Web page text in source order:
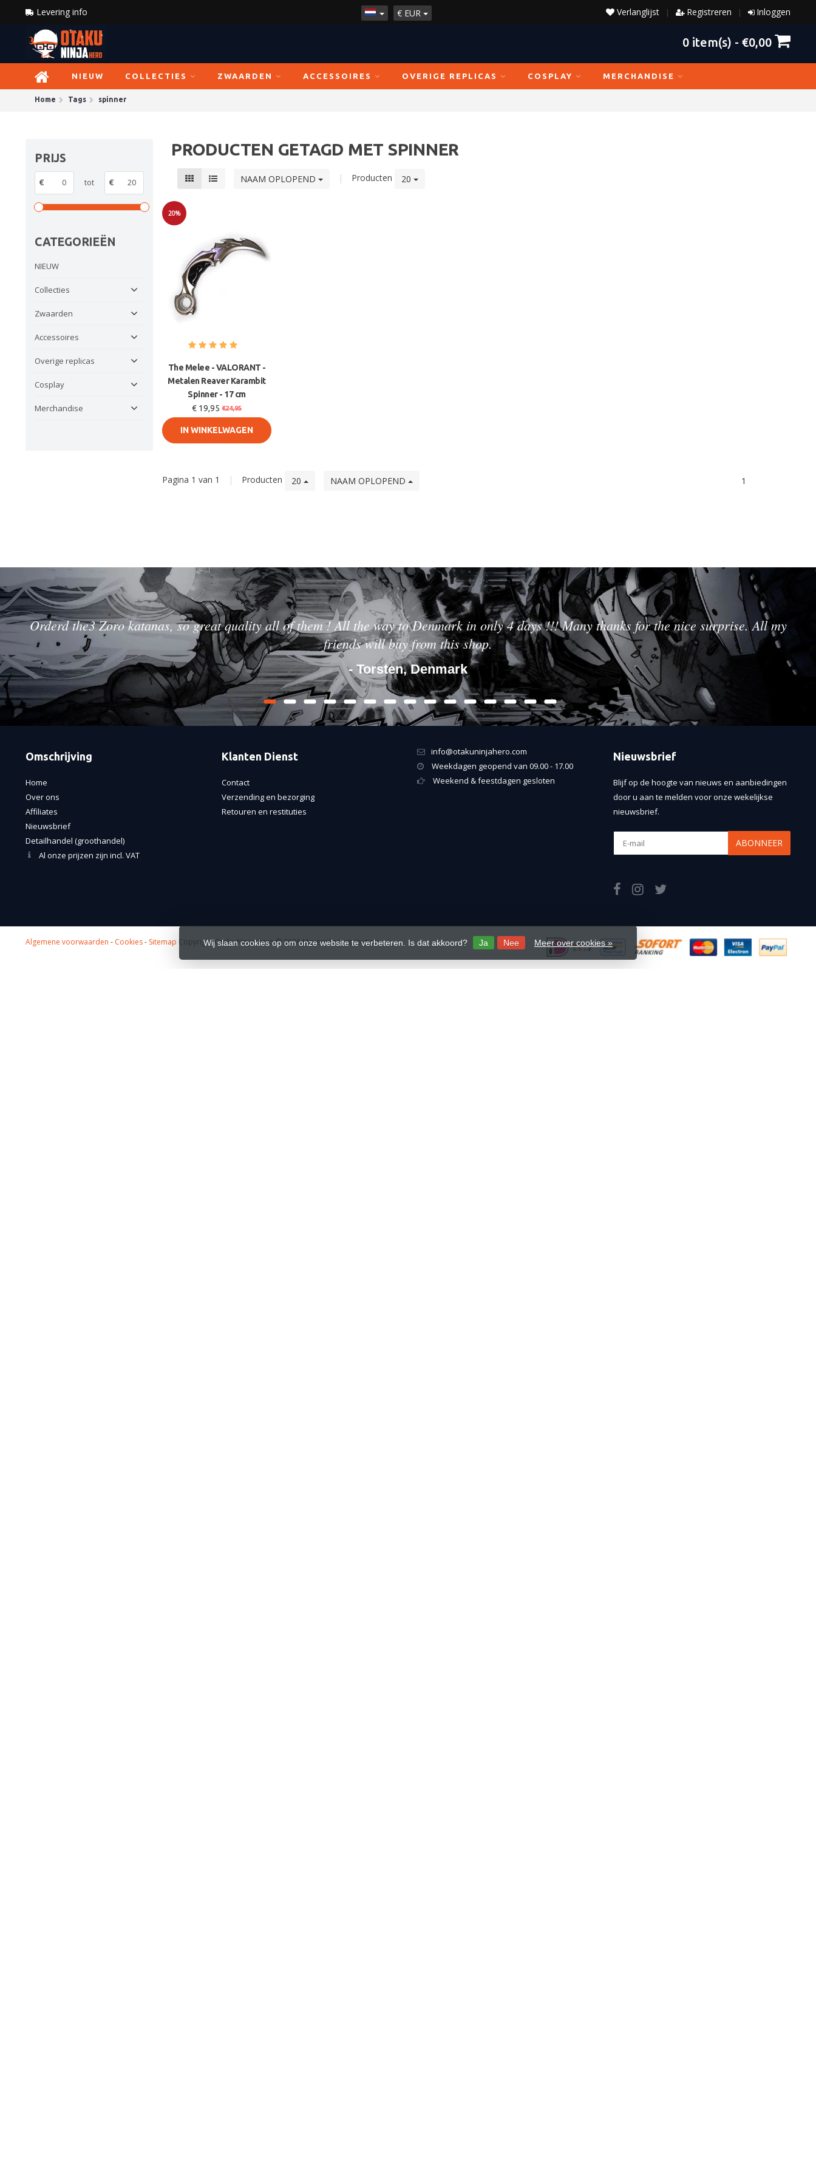
Levering info € EUR Inloggen
|
Registreren
|
Verlanglijst
0 item(s) - €0,00
NIEUW COLLECTIES ZWAARDEN ACCESSOIRES OVERIGE REPLICAS COSPLAY MERCHANDISE
Home Tags spinner
PRIJS
€ tot €
CATEGORIEËN
NIEUW
Collecties
Zwaarden
Accessoires
Overige replicas
Cosplay
Merchandise
PRODUCTEN GETAGD MET SPINNER
NAAM OPLOPEND | Producten 20
20%
The Melee - VALORANT -
Metalen Reaver Karambit
Spinner - 17 cm
€ 19,95 €24,95
IN WINKELWAGEN
Pagina 1 van 1 | Producten 20 NAAM OPLOPEND 1
Orderd the3 Zoro katanas, so great quality all of them ! All the way to Denmark in only 4 days !!! Many thanks for the nice surprise. All my
friends will buy from this shop.
- Torsten, Denmark
Omschrijving
Home
Over ons
Affiliates
Nieuwsbrief
Detailhandel (groothandel)
Al onze prijzen zijn incl. VAT
Klanten Dienst
Contact
Verzending en bezorging
Retouren en restituties
info@otakuninjahero.com
Weekdagen geopend van 09.00 - 17.00
Weekend & feestdagen gesloten
Nieuwsbrief
Blijf op de hoogte van nieuws en aanbiedingen
door u aan te melden voor onze wekelijkse
nieuwsbrief.
ABONNEER
Wij slaan cookies op om onze website te verbeteren. Is dat akkoord? Ja Nee Meer over cookies »
Algemene voorwaarden - Cookies- Sitemap Copyright Otaku Ninja Hero © 2026 Mavericks Distribution